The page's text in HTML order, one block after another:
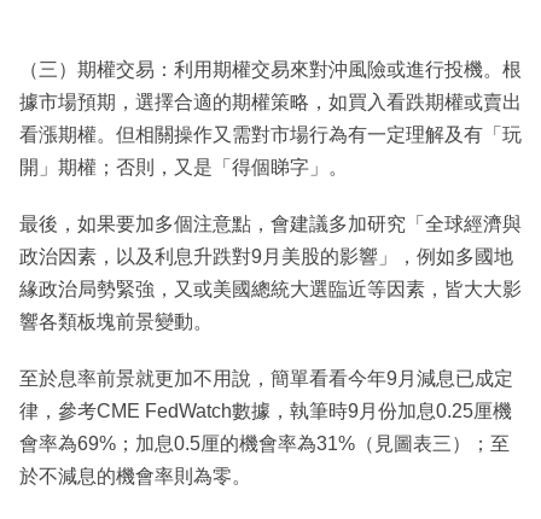
（三）期權交易：利用期權交易來對沖風險或進行投機。根
據市場預期，選擇合適的期權策略，如買入看跌期權或賣出
看漲期權。但相關操作又需對市場行為有一定理解及有「玩
開」期權；否則，又是「得個睇字」。
最後，如果要加多個注意點，會建議多加研究「全球經濟與
政治因素，以及利息升跌對9月美股的影響」，例如多國地
緣政治局勢緊強，又或美國總統大選臨近等因素，皆大大影
響各類板塊前景變動。
至於息率前景就更加不用說，簡單看看今年9月減息已成定
律，參考CME FedWatch數據，執筆時9月份加息0.25厘機
會率為69%；加息0.5厘的機會率為31%（見圖表三）；至
於不減息的機會率則為零。